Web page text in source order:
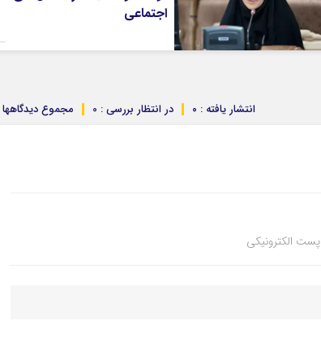
اجتماعی
مجموع دیدگاهها در انتظار بررسی : 0 انتشار یافته : ۰
پست الکترونیکی